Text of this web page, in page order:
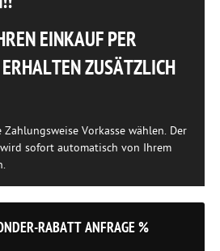
EINKAUF PER
ZUSÄTZLICH
Vorkasse wählen. Der
sofort automatisch von Ihrem
RABATT ANFRAGE %